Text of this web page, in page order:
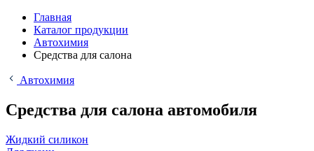
Главная
Каталог продукции
Автохимия
Средства для салона
Автохимия
Средства для салона автомобиля
Жидкий силикон